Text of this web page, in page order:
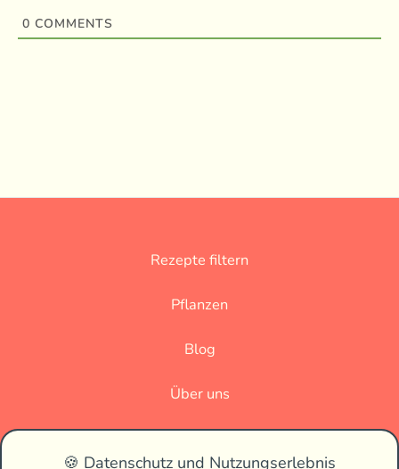
🍪 Datenschutz und Nutzungserlebnis
0 COMMENTS
Rezepte filtern
Pflanzen
Blog
Über uns